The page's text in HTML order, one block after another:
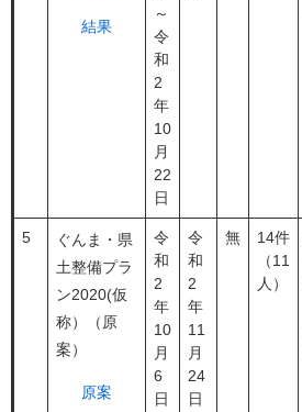
結果
～
令
和
2
年
10
月
22
日
5
ぐんま・県
土整備プラ
ン2020(仮
称）（原
案）
原案
令
和
2
年
10
月
6
日
令
和
2
年
11
月
24
日
無
14件
（11
人）